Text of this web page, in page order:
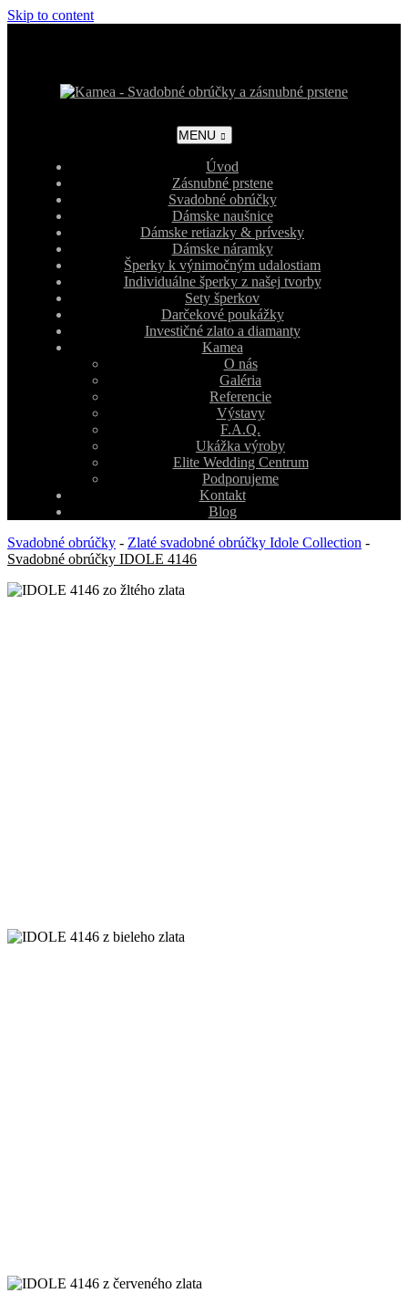
Skip to content
MENU
Úvod
Zásnubné prstene
Svadobné obrúčky
Dámske naušnice
Dámske retiazky & prívesky
Dámske náramky
Šperky k výnimočným udalostiam
Individuálne šperky z našej tvorby
Sety šperkov
Darčekové poukážky
Investičné zlato a diamanty
Kamea
O nás
Galéria
Referencie
Výstavy
F.A.Q.
Ukážka výroby
Elite Wedding Centrum
Podporujeme
Kontakt
Blog
Svadobné obrúčky - Zlaté svadobné obrúčky Idole Collection -
Svadobné obrúčky IDOLE 4146